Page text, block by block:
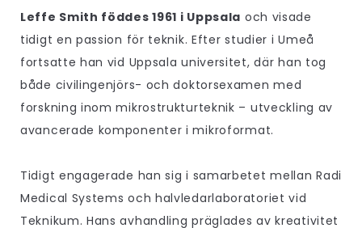
Leffe Smith föddes 1961 i Uppsala och visade
tidigt en passion för teknik. Efter studier i Umeå
fortsatte han vid Uppsala universitet, där han tog
både civilingenjörs- och doktorsexamen med
forskning inom mikrostrukturteknik – utveckling av
avancerade komponenter i mikroformat.
Tidigt engagerade han sig i samarbetet mellan Radi
Medical Systems och halvledarlaboratoriet vid
Teknikum. Hans avhandling präglades av kreativitet